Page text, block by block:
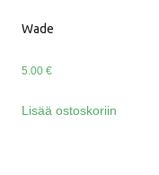
Wade
5.00€
Lisää ostoskoriin